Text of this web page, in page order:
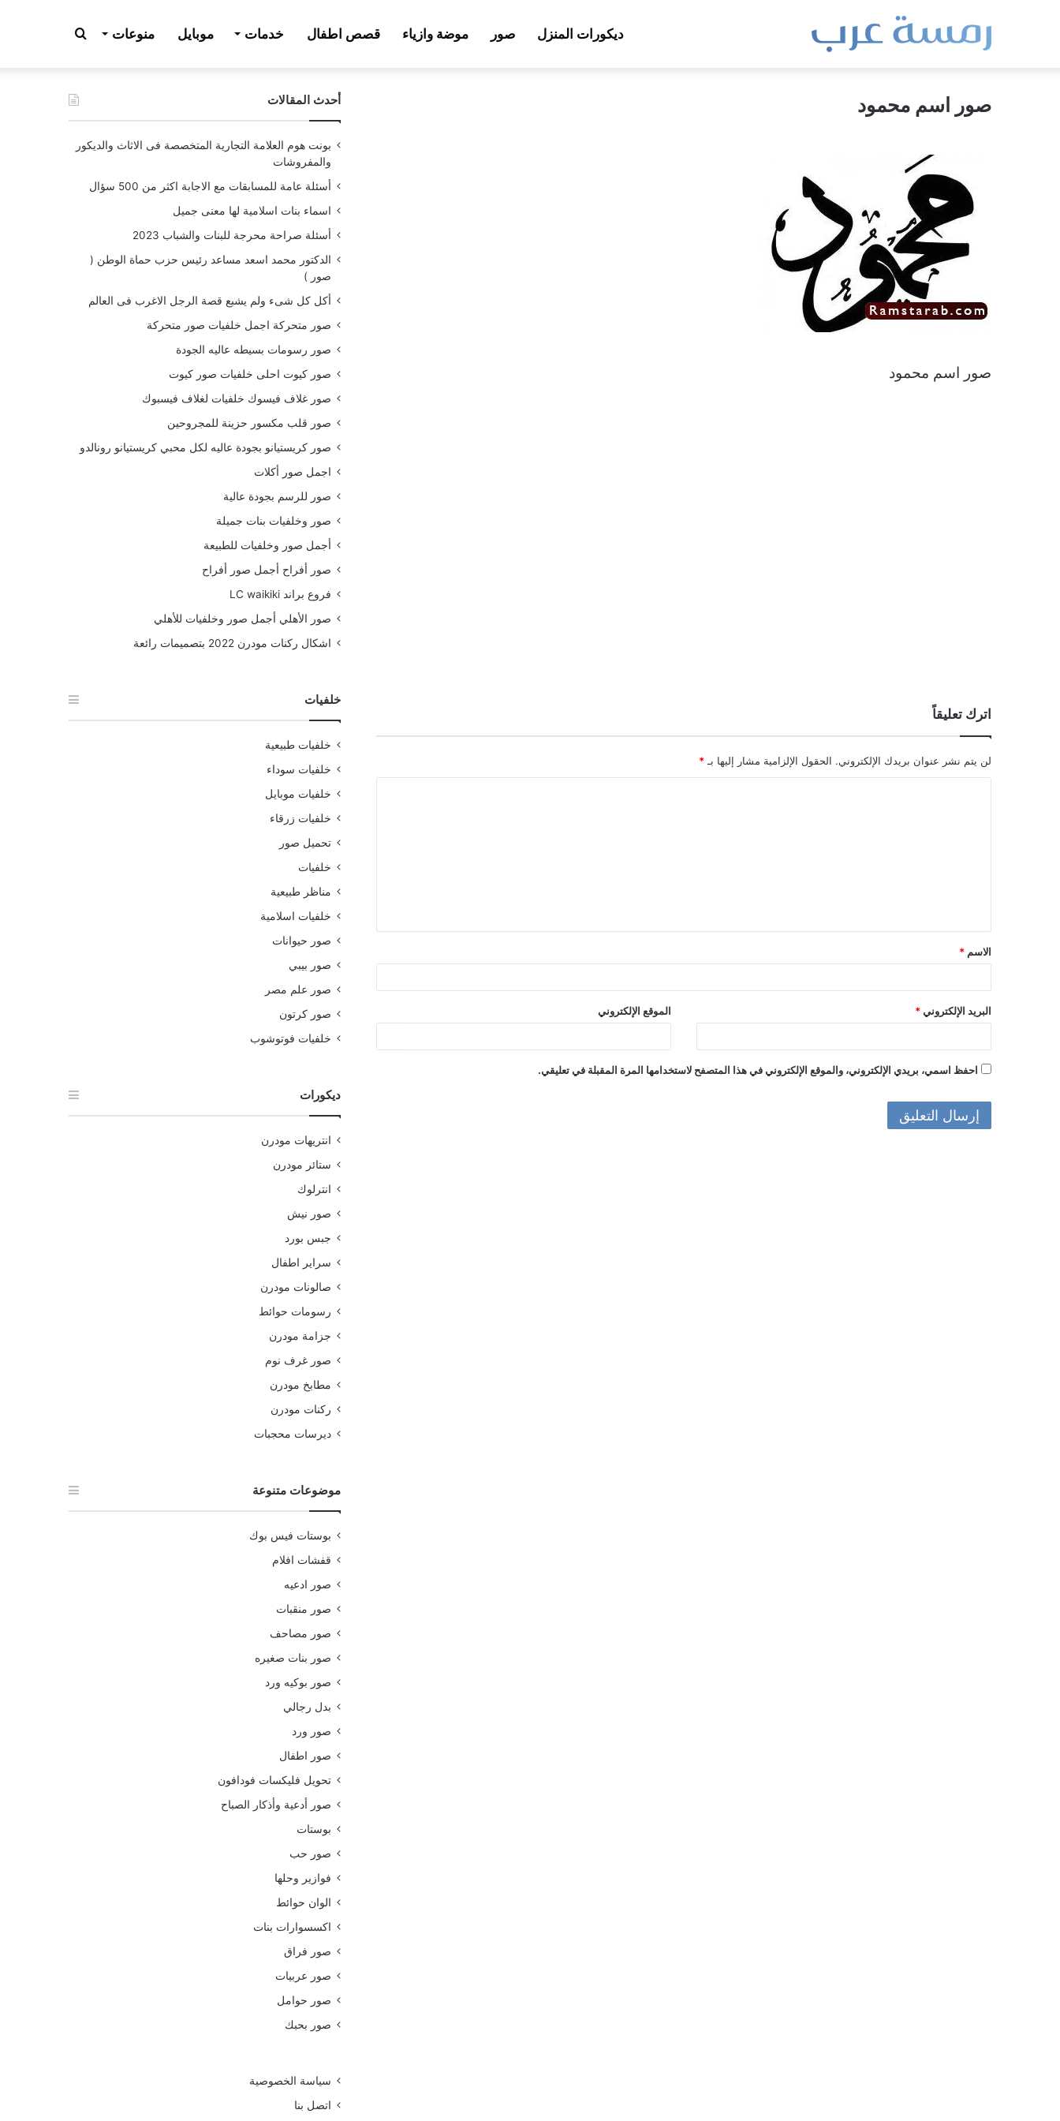
ديكورات المنزل صور موضة وازياء قصص اطفال خدمات موبايل منوعات بحث
عن صور اسم محمود
صور اسم محمود
اترك تعليقاً
لن يتم نشر عنوان بريدك الإلكتروني. الحقول الإلزامية مشار إليها بـ *
ق
*
الاسم *
البريد الإلكتروني * الموقع الإلكتروني
احفظ اسمي، بريدي الإلكتروني، والموقع الإلكتروني في هذا المتصفح لاستخدامها المرة المقبلة في تعليقي.
أحدث المقالات
بونت هوم العلامة التجارية المتخصصة فى الاثاث والديكور
والمفروشات
أسئلة عامة للمسابقات مع الاجابة اكثر من 500 سؤال
اسماء بنات اسلامية لها معنى جميل
أسئلة صراحة محرجة للبنات والشباب 2023
الدكتور محمد اسعد مساعد رئيس حزب حماة الوطن (
صور )
أكل كل شىء ولم يشبع قصة الرجل الاغرب فى العالم
صور متحركة اجمل خلفيات صور متحركة
صور رسومات بسيطه عاليه الجودة
صور كيوت احلى خلفيات صور كيوت
صور غلاف فيسوك خلفيات لغلاف فيسبوك
صور قلب مكسور حزينة للمجروحين
صور كريستيانو بجودة عاليه لكل محبي كريستيانو رونالدو
اجمل صور أكلات
صور للرسم بجودة عالية
صور وخلفيات بنات جميلة
أجمل صور وخلفيات للطبيعة
صور أفراح أجمل صور أفراح
فروع براند LC waikiki
صور الأهلي أجمل صور وخلفيات للأهلي
اشكال ركنات مودرن 2022 بتصميمات رائعة
خلفيات
خلفيات طبيعية
خلفيات سوداء
خلفيات موبايل
خلفيات زرقاء
تحميل صور
خلفيات
مناظر طبيعية
خلفيات اسلامية
صور حيوانات
صور بيبي
صور علم مصر
صور كرتون
خلفيات فوتوشوب
ديكورات
انتريهات مودرن
ستائر مودرن
انترلوك
صور نيش
جبس بورد
سراير اطفال
صالونات مودرن
رسومات حوائط
جزامة مودرن
صور غرف نوم
مطابخ مودرن
ركنات مودرن
ديرسات محجبات
موضوعات متنوعة
بوستات فيس بوك
قفشات افلام
صور ادعيه
صور منقبات
صور مصاحف
صور بنات صغيره
صور بوكيه ورد
بدل رجالي
صور ورد
صور اطفال
تحويل فليكسات فودافون
صور أدعية وأذكار الصباح
بوستات
صور حب
فوازير وحلها
الوان حوائط
اكسسوارات بنات
صور فراق
صور عربيات
صور حوامل
صور بحبك
سياسة الخصوصية
اتصل بنا